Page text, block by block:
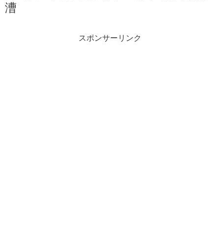
漕
スポンサーリンク